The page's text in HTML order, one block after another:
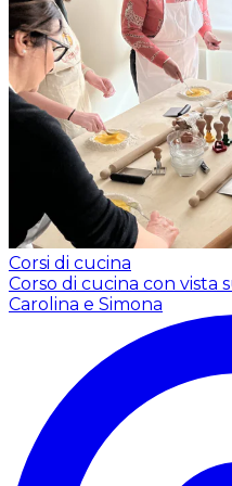
Corsi di cucina
Corso di cucina con vista
Carolina e Simona